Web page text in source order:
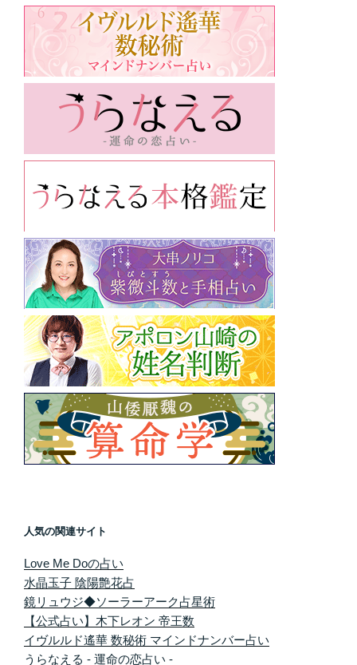
人気の関連サイト
Love Me Doの占い
水晶玉子 陰陽艶花占
鏡リュウジ◆ソーラーアーク占星術
【公式占い】木下レオン 帝王数
イヴルルド遙華 数秘術 マインドナンバー占い
うらなえる - 運命の恋占い -